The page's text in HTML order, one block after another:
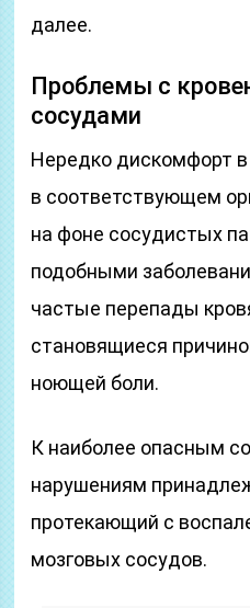
далее.
Проблемы с
сосудами
Нередко дискомфорт
в соответствующем
на фоне сосудистых
подобными
частые перепады
становящиеся
ноющей боли.
К наиболее опасным
нарушениям
протекающий с
мозговых сосудов.